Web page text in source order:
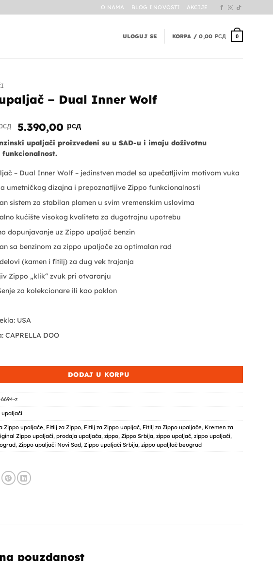
O NAMA BLOG I NOVOSTI AKCIJE
ULOGUJ SE KORPA /0,00 РСД 0
– Dual Inner Wolf
Originalna
cena
je
bila:
7.000,00 рсд.
5.390,00 рсдTrenutna
cena
je:
upaljači proizvedeni su u SAD-u i imaju doživotnu
– Dual Inner Wolf – jedinstven model sa upečatljivim motivom vuka
umetničkog dizajna i prepoznatljive Zippo funkcionalnosti
sistem za stabilan plamen u svim vremenskim uslovima
kućište visokog kvaliteta za dugotrajnu upotrebu
dopunjavanje uz Zippo upaljač benzin
sa benzinom za zippo upaljače za optimalan rad
(kamen i fitilj) za dug vek trajanja
Zippo „klik“ zvuk pri otvaranju
za kolekcionare ili kao poklon
USA
CAPRELLA DOO
DODAJ U KORPU
z
upaljači
Zippo upaljače, Fitilj za Zippo, Fitilj za Zippo uapljač, Fitilj za Zippo upaljače, Kremen za
Zippo upaljači, prodaja upaljača, zippo, Zippo Srbija, zippo upaljač, zippo upaljači,
, Zippo upaljači Novi Sad, Zippo upaljači Srbija, zippo upaljlač beograd
pouzdanost